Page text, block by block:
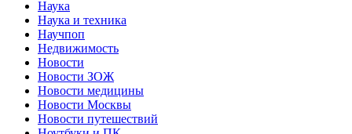
Наука
Наука и техника
Научпоп
Недвижимость
Новости
Новости ЗОЖ
Новости медицины
Новости Москвы
Новости путешествий